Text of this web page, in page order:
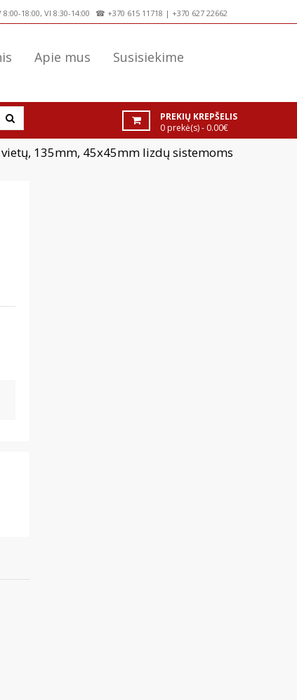
8:00-18:00, VI 8:30-14:00 ☎ +370 615 11718 | +370 627 22662
Apie mus Susisiekime
PREKIŲ KREPŠELIS
0 prekė(s) - 0.00€
135mm, 45x45mm lizdų sistemoms